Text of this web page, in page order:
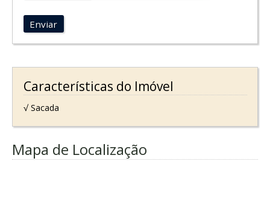
Enviar
Características do Imóvel
√ Sacada
Mapa de Localização